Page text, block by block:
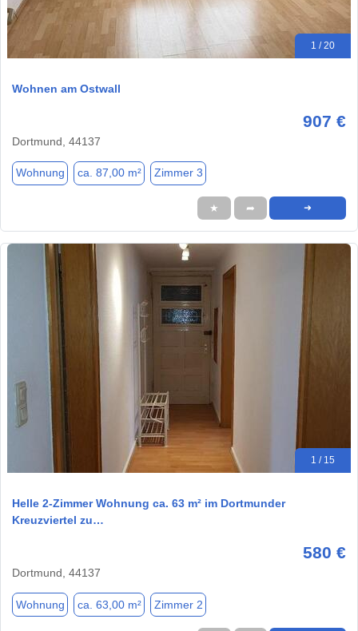
1 / 20
Wohnen am Ostwall
907 €
Dortmund, 44137
Wohnung ca. 87,00 m² Zimmer 3
★ ➦ ➜
1 / 15
Helle 2-Zimmer Wohnung ca. 63 m² im Dortmunder
Kreuzviertel zu…
580 €
Dortmund, 44137
Wohnung ca. 63,00 m² Zimmer 2